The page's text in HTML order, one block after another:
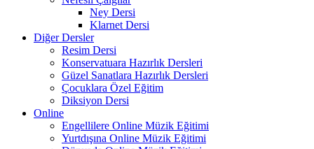
Ney Dersi
Klarnet Dersi
Diğer Dersler
Resim Dersi
Konservatuara Hazırlık Dersleri
Güzel Sanatlara Hazırlık Dersleri
Çocuklara Özel Eğitim
Diksiyon Dersi
Online
Engellilere Online Müzik Eğitimi
Yurtdışına Online Müzik Eğitimi